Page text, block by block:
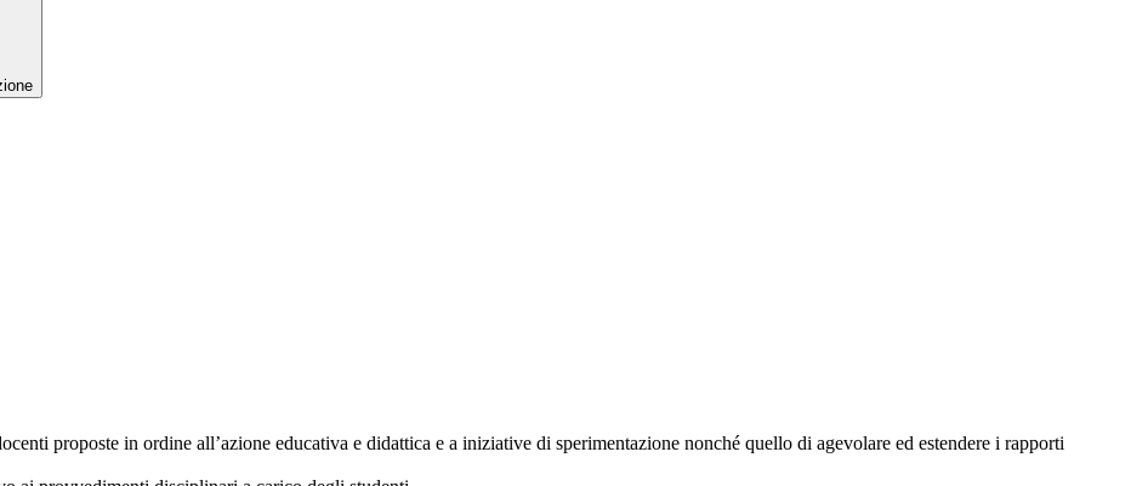
proposte in ordine all’azione educativa e didattica e a iniziative di sperimentazione nonché quello di agevolare ed estendere i rapporti